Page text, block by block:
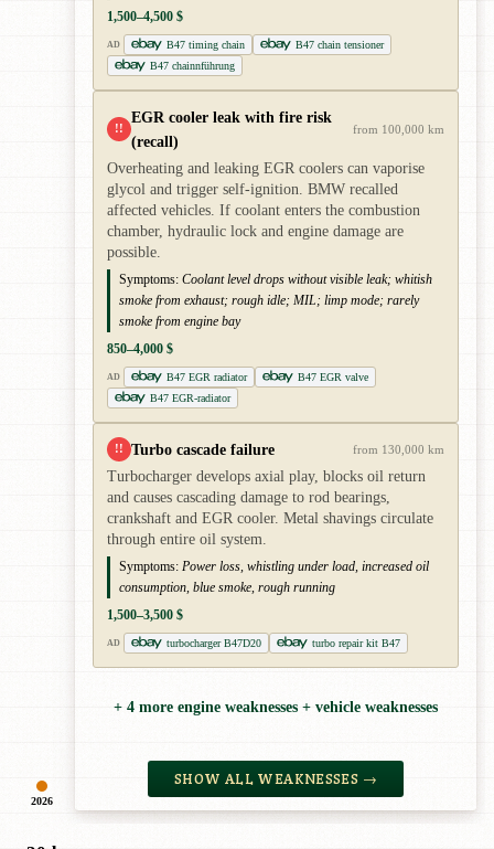
2026
1,500–4,500 $
AD B47 timing chain
B47 chain tensioner
B47 chainnführung
!!
EGR cooler leak with fire risk
(recall)
from 100,000 km
Overheating and leaking EGR coolers can vaporise
glycol and trigger self-ignition. BMW recalled
affected vehicles. If coolant enters the combustion
chamber, hydraulic lock and engine damage are
possible.
Symptoms: Coolant level drops without visible leak; whitish
smoke from exhaust; rough idle; MIL; limp mode; rarely
smoke from engine bay
850–4,000 $
AD B47 EGR radiator
B47 EGR valve
B47 EGR-radiator
!! Turbo cascade failure from 130,000 km
Turbocharger develops axial play, blocks oil return
and causes cascading damage to rod bearings,
crankshaft and EGR cooler. Metal shavings circulate
through entire oil system.
Symptoms: Power loss, whistling under load, increased oil
consumption, blue smoke, rough running
1,500–3,500 $
AD turbocharger B47D20 turbo repair kit B47
+ 4 more engine weaknesses + vehicle weaknesses
SHOW ALL WEAKNESSES →